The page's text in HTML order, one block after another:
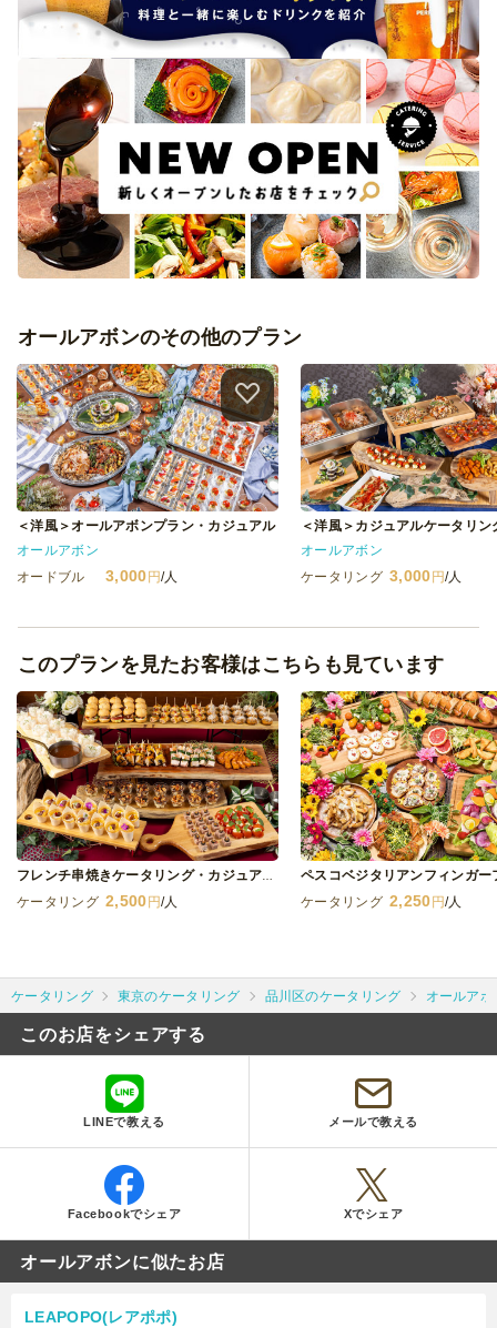
オールアボンのその他のプラン
＜洋風＞オールアボンプラン・カジュアル
オールアボン
オードブル
3,000円/人
＜洋風＞カジュアルケータリン
オールアボン
ケータリング 3,000円/人
このプランを見たお客様はこちらも見ています
ケータリング 2,500 円/人 ケータリング 2,250 円/人
ケータリング 東京のケータリング 品川区のケータリング オールアボ
このお店をシェアする
LINEで教える メールで教える
Facebookでシェア Xでシェア
オールアボンに似たお店
LEAPOPO(レアポポ)